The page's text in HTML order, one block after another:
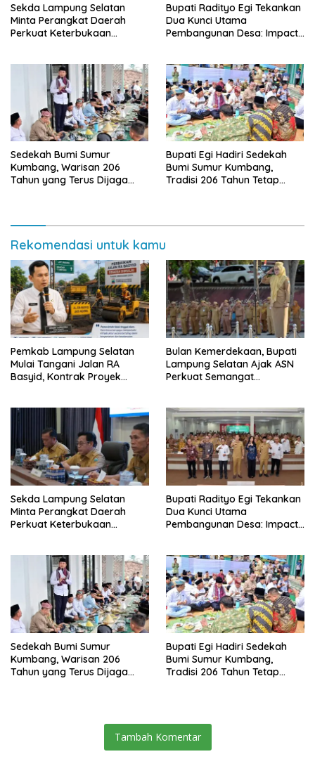
Sekda Lampung Selatan
Minta Perangkat Daerah
Perkuat Keterbukaan
Bupati Radityo Egi Tekankan
Dua Kunci Utama
Pembangunan Desa: Impact
Sedekah Bumi Sumur
Kumbang, Warisan 206
Tahun yang Terus Dijaga
Bupati Egi Hadiri Sedekah
Bumi Sumur Kumbang,
Tradisi 206 Tahun Tetap
Rekomendasi untuk kamu
Pemkab Lampung Selatan
Mulai Tangani Jalan RA
Basyid, Kontrak Proyek
Bulan Kemerdekaan, Bupati
Lampung Selatan Ajak ASN
Perkuat Semangat
Sekda Lampung Selatan
Minta Perangkat Daerah
Perkuat Keterbukaan
Bupati Radityo Egi Tekankan
Dua Kunci Utama
Pembangunan Desa: Impact
Sedekah Bumi Sumur
Kumbang, Warisan 206
Tahun yang Terus Dijaga
Bupati Egi Hadiri Sedekah
Bumi Sumur Kumbang,
Tradisi 206 Tahun Tetap
Tambah Komentar